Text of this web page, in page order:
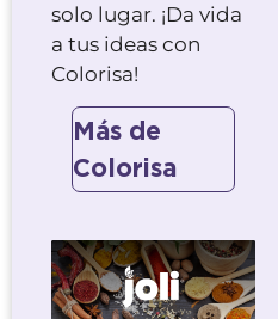
solo lugar. ¡Da vida
a tus ideas con
Colorisa!
Más de
Colorisa